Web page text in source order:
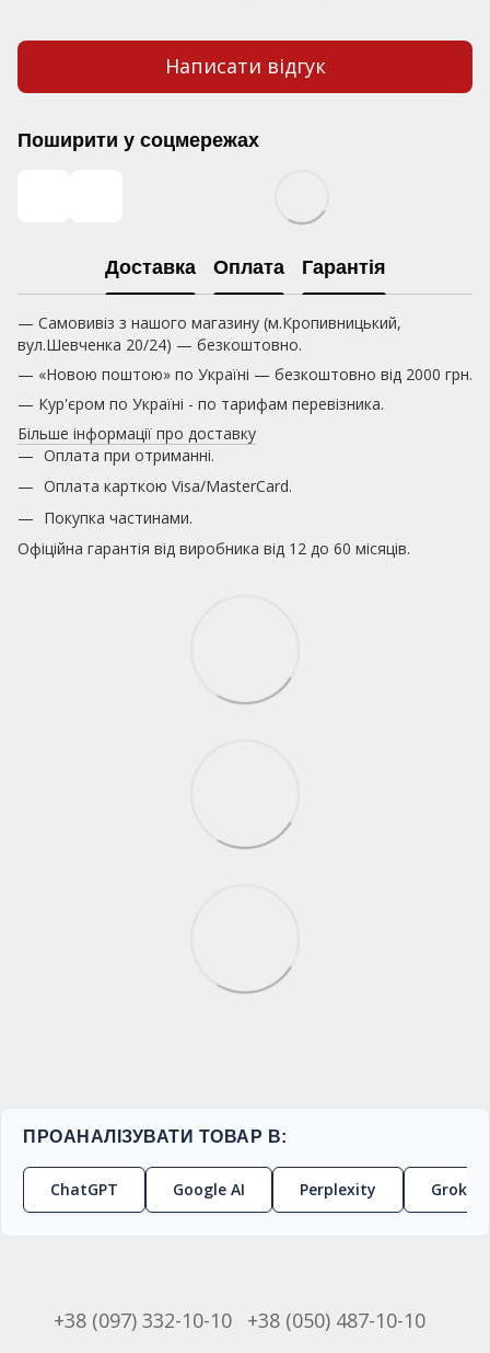
Написати відгук
Поширити у соцмережах
Доставка Оплата Гарантія
— Самовивіз з нашого магазину (м.Кропивницький,
вул.Шевченка 20/24) — безкоштовно.
— «Новою поштою» по Україні — безкоштовно від 2000 грн.
— Кур'єром по Україні - по тарифам перевізника.
Більше інформації про доставку
Оплата при отриманні.
Оплата карткою Visa/MasterCard.
Покупка частинами.
Офіційна гарантія від виробника від 12 до 60 місяців.
ПРОАНАЛІЗУВАТИ ТОВАР В:
ChatGPT Google AI Perplexity Grok
+38 (097) 332-10-10 +38 (050) 487-10-10